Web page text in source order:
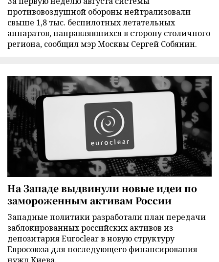
противовоздушной обороны нейтрализовали
свыше 1,8 тыс. беспилотных летательных
аппаратов, направлявшихся в сторону столичного
региона, сообщил мэр Москвы Сергей Собянин.
На Западе выдвинули новые идеи по
замороженным активам России
Западные политики разработали план передачи
заблокированных российских активов из
депозитария Euroclear в новую структуру
Евросоюза для последующего финансирования